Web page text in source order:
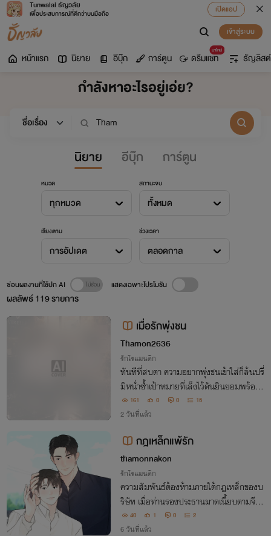
Tunwalai ธัญวลัย
เพื่อประสบการณ์ที่ดีกว่าบนมือถือ
เปิดแอป
เข้าสู่ระบบ
หน้าแรก นิยาย อีบุ๊ก การ์ตูน
มาใหม่
ดรีมแชท ธัญลิสต์
กำลังหาอะไรอยู่เอ่ย?
นิยาย อีบุ๊ก การ์ตูน
หมวด
ทุกหมวด
สถานะจบ
ทั้งหมด
เรียงตาม
การอัปเดต
ช่วงเวลา
ตลอดกาล
ผลลัพธ์119รายการ
ซ่อนผลงานที่ใช้ปก AI แสดงเฉพาะโปรโมชัน
เมื่อรักพุ่งชน
Thamon2636
รักโรแมนติก
ทันทีที่สบตา ความอยากพุ่งชนเข้าใส่ก็ล้นปรี่
มิหน่ำซ้ำเป้าหมายที่เล็งไว้ดันยินยอมพร้อมใ
จอ้าแขนรอรับเสียเอง งานนี้เลยมีแต่พุ่ง ไม่
มีเบรก!
161 0 0 15
2 วันที่แล้ว
กฎเหล็กแพ้รัก
thamonnakon
รักโรแมนติก
ความสัมพันธ์ต้องห้ามภายใต้กฎเหล็กของบ
ริษัท เมื่อท่านรองประธานมาดเนี้ยบตามจีบ
ผู้ช่วยคนใหม่
40 1 0 2
6 วันที่แล้ว